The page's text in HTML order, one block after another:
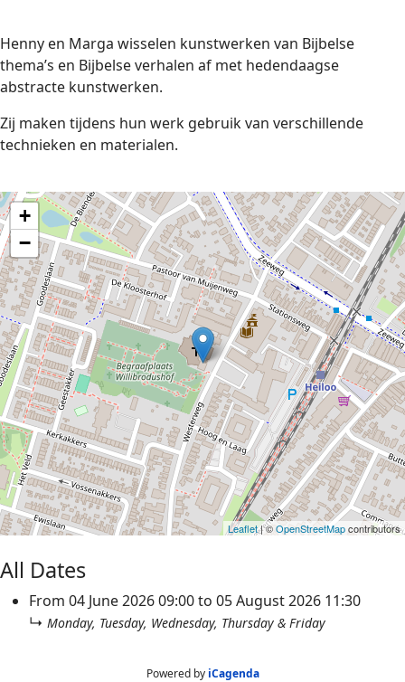
Henny en Marga wisselen kunstwerken van Bijbelse
thema’s en Bijbelse verhalen af met hedendaagse
abstracte kunstwerken.
Zij maken tijdens hun werk gebruik van verschillende
technieken en materialen.
+
−
Leaflet| ©OpenStreetMapcontributors
All Dates
From 04 June 202609:00to 05 August 2026 11:30
↳ Monday, Tuesday, Wednesday, Thursday & Friday
Powered by iCagenda